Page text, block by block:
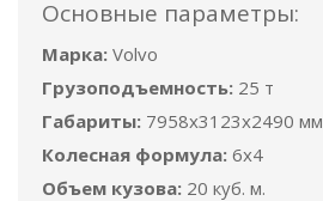
Основные параметры:
Марка: Volvo
Грузоподъемность: 25 т
Габариты: 7958x3123x2490 мм
Колесная формула: 6x4
Объем кузова: 20 куб. м.